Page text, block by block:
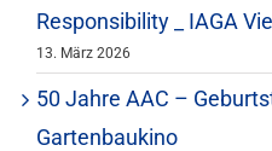
Responsibility _ IAGA
13. März 2026
50 Jahre AAC –
Gartenbaukino